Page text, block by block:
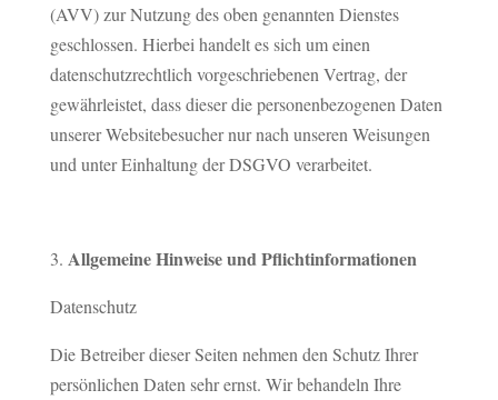
(AVV) zur Nutzung des oben genannten Dienstes
geschlossen. Hierbei handelt es sich um einen
datenschutzrechtlich vorgeschriebenen Vertrag, der
gewährleistet, dass dieser die personenbezogenen Daten
unserer Websitebesucher nur nach unseren Weisungen
und unter Einhaltung der DSGVO verarbeitet.
Allgemeine Hinweise und Pflichtinformationen
Datenschutz
Die Betreiber dieser Seiten nehmen den Schutz Ihrer
persönlichen Daten sehr ernst. Wir behandeln Ihre